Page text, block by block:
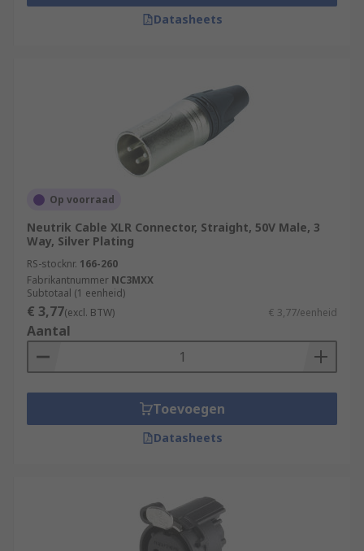
Datasheets
Op voorraad
Neutrik Cable XLR Connector, Straight, 50V Male, 3
Way, Silver Plating
RS-stocknr. 166-260
Fabrikantnummer NC3MXX
Subtotaal (1 eenheid)
€ 3,77(excl. BTW) € 3,77/eenheid
Aantal
Toevoegen
Datasheets